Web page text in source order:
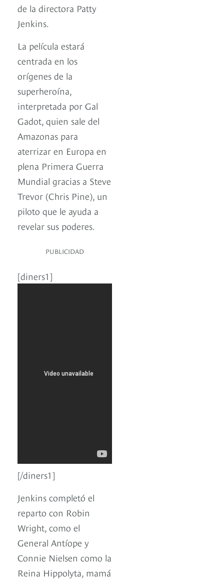
de la directora Patty
Jenkins.
La película estará
centrada en los
orígenes de la
superheroína,
interpretada por Gal
Gadot, quien sale del
Amazonas para
aterrizar en Europa en
plena Primera Guerra
Mundial gracias a Steve
Trevor (Chris Pine), un
piloto que le ayuda a
revelar sus poderes.
PUBLICIDAD
[diners1]
[/diners1]
Jenkins completó el
reparto con Robin
Wright, como el
General Antíope y
Connie Nielsen como la
Reina Hippolyta, mamá